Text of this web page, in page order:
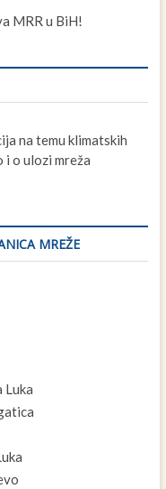
MRR u BiH!
na temu klimatskih
i o ulozi mreža
MREŽE
Luka